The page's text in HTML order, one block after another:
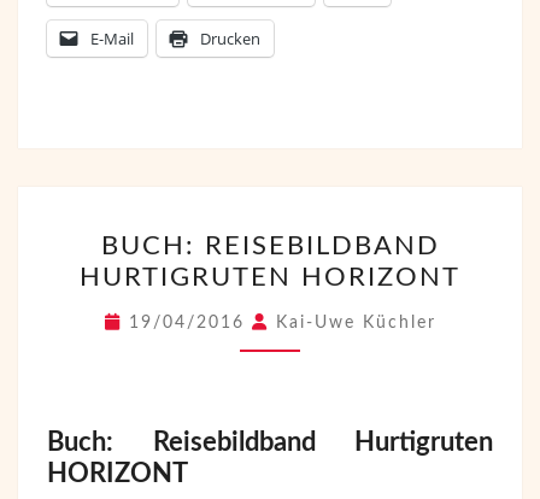
E-Mail Drucken
REISEBILDBAND
HURTIGRUTEN
HORIZONT
BUCH: REISEBILDBAND
HURTIGRUTEN HORIZONT
19/04/2016 Kai-Uwe Küchler
Buch: Reisebildband Hurtigruten
HORIZONT